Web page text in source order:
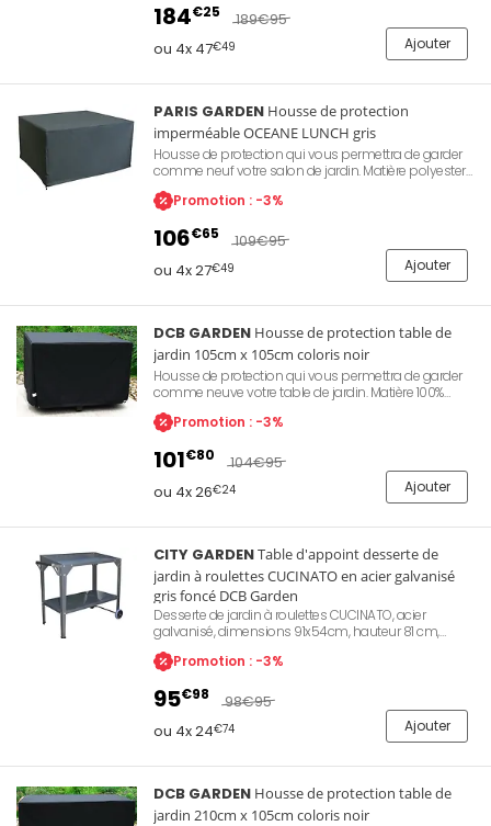
184€25 189€95
ou 4x 47€49 Ajouter
PARIS GARDEN Housse de protection
imperméable OCEANE LUNCH gris
Housse de protection qui vous permettra de garder
comme neuf votre salon de jardin. Matière polyester
600D avec revêtement polyéthylène et PVC pour
protéger votre matériel des intempéries, de la chaleur,
résistant, prévu pour un usage 100% outdoor.
Promotion : -3%
106€65 109€95
ou 4x 27€49 Ajouter
DCB GARDEN Housse de protection table de
jardin 105cm x 105cm coloris noir
Housse de protection qui vous permettra de garder
comme neuve votre table de jardin. Matière 100%
polyester imperméable pour proteger votre matériel
des intempéries, de la chaleur, du froid, des UV
105cm x 105cm soit une table de 4. Matériel résistant,
élégant prévu pour un usage 100% outdoor.
Promotion : -3%
101€80 104€95
ou 4x 26€24 Ajouter
CITY GARDENTable d'appoint desserte de
jardin à roulettes CUCINATO en acier galvanisé
gris foncé DCB Garden
Desserte de jardin à roulettes CUCINATO, acier
galvanisé, dimensions 91x54cm, hauteur 81 cm,
poids 11 kg, facile à monter, couleur gris anthracite,
garantie 2 ans
Promotion : -3%
95€98 98€95
ou 4x 24€74 Ajouter
DCB GARDEN Housse de protection table de
jardin 210cm x 105cm coloris noir